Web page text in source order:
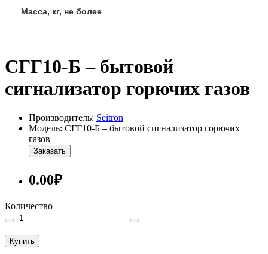
Масса, кг, не более
СГГ10-Б – бытовой
сигнализатор горючих газов
Производитель: Seitron
Модель: СГГ10-Б – бытовой сигнализатор горючих
газов
Заказать
0.00₽
Количество
Купить